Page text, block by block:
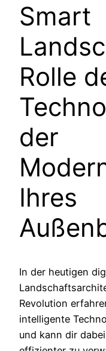
Smart
Rolle
der
Ihres
In der heutigen
Revolution
intelligente
und kann dir